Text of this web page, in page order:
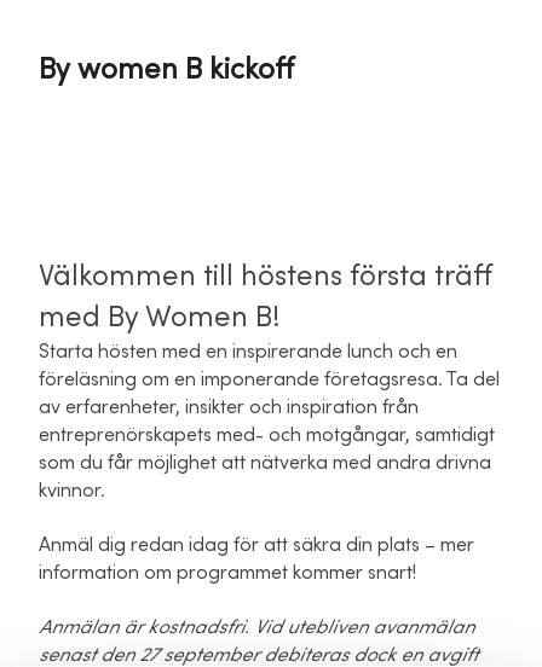
By women B kickoff
Välkommen till höstens första träff
med By Women B!
Starta hösten med en inspirerande lunch och en
föreläsning om en imponerande företagsresa. Ta del
av erfarenheter, insikter och inspiration från
entreprenörskapets med- och motgångar, samtidigt
som du får möjlighet att nätverka med andra drivna
kvinnor.
Anmäl dig redan idag för att säkra din plats – mer
information om programmet kommer snart!
Anmälan är kostnadsfri. Vid utebliven avanmälan
senast den 27 september debiteras dock en avgift